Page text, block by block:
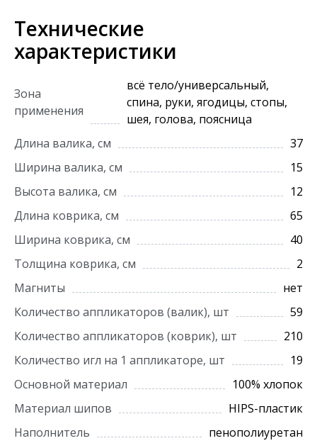
Технические
характеристики
Зона
применения
всё тело/универсальный,
спина, руки, ягодицы, стопы,
шея, голова, поясница
Длина валика, см
37
Ширина валика, см
15
Высота валика, см
12
Длина коврика, см
65
Ширина коврика, см
40
Толщина коврика, см
2
Магниты
нет
Количество аппликаторов (валик), шт
59
Количество аппликаторов (коврик), шт
210
Количество игл на 1 аппликаторе, шт
19
Основной материал
100% хлопок
Материал шипов
HIPS-пластик
Наполнитель
пенополиуретан